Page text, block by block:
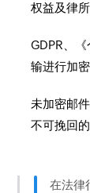
权益及律
GDPR、
输进行加
未加密邮
不可挽回
在法律